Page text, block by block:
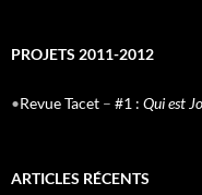
PROJETS 2011-2012
•Revue Tacet – #1 : Qui est
ARTICLES RÉCENTS